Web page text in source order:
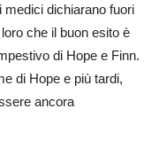
medici dichiarano fuori
che il buon esito è
di Hope e Finn.
di Hope e più tardi,
ancora